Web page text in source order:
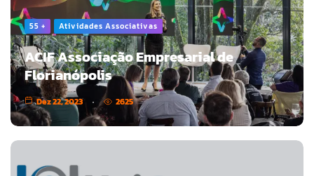
55 + Atividades Associativas
ACIF Associação Empresarial de
Florianópolis
Dez 22, 2023 2625